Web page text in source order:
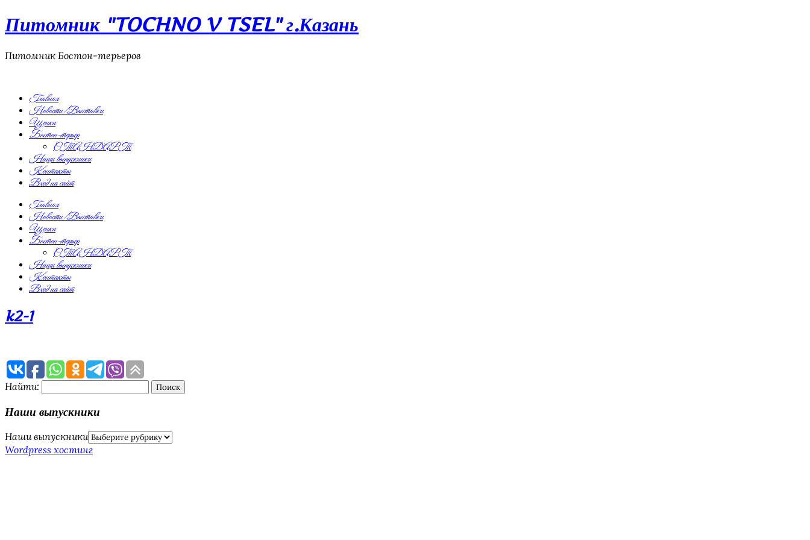
Питомник "TOCHNO V TSEL" г.Казань
Питомник Бостон-терьеров
Главная
Новости/Выставки
Щенки
Бостон-терьер
СТАНДАРТ
Наши выпускники
Контакты
Вход на сайт
Главная
Новости/Выставки
Щенки
Бостон-терьер
СТАНДАРТ
Наши выпускники
Контакты
Вход на сайт
k2-1
Найти:
Наши выпускники
Наши выпускники
Wordpress хостинг